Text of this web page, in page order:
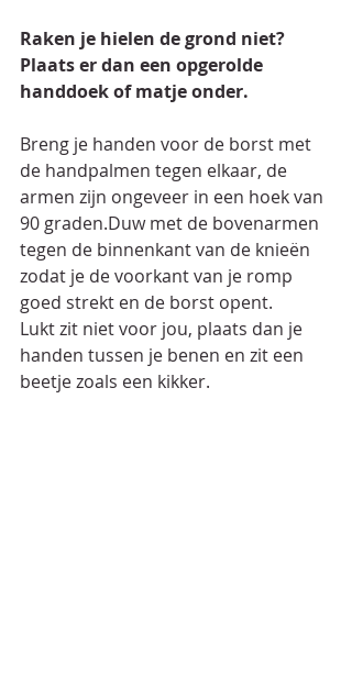
Raken je hielen de grond niet?
Plaats er dan een opgerolde
handdoek of matje onder.
Breng je handen voor de borst met
de handpalmen tegen elkaar, de
armen zijn ongeveer in een hoek van
90 graden.Duw met de bovenarmen
tegen de binnenkant van de knieën
zodat je de voorkant van je romp
goed strekt en de borst opent.
Lukt zit niet voor jou, plaats dan je
handen tussen je benen en zit een
beetje zoals een kikker.